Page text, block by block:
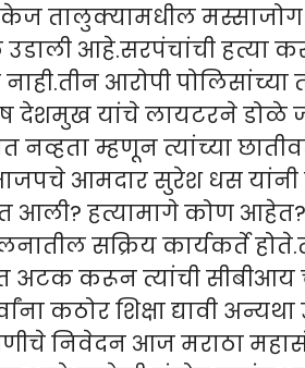
मस्साजोग
आहे.सरपंचांची हत्या
आरोपी पोलिसांच्या
देशमुख यांचे लायटरने डोळे
नव्हता म्हणून त्यांच्या
आमदार सुरेश धस यांनी
आली? हत्यामागे कोण
सक्रिय कार्यकर्ते
अटक करून त्यांची
कठोर शिक्षा ‌द्यावी अन्यथा
निवेदन आज मराठा